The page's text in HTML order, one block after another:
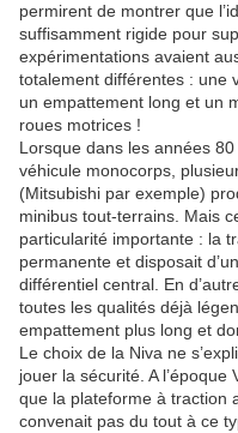
permirent de montrer que
suffisamment rigide pour
expérimentations avaient
totalement différentes : une
un empattement long et un
roues motrices !
Lorsque dans les années
véhicule monocorps,
(Mitsubishi par exemple)
minibus tout-terrains. Mais
particularité importante : la
permanente et disposait
différentiel central. En
toutes les qualités déjà
empattement plus long et
Le choix de la Niva ne
jouer la sécurité. A l’époque
que la plateforme à traction
convenait pas du tout à ce